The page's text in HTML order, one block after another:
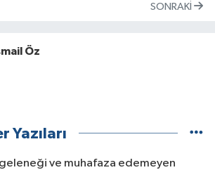
SONRAKI
Öz
Yazıları
ve muhafaza edemeyen